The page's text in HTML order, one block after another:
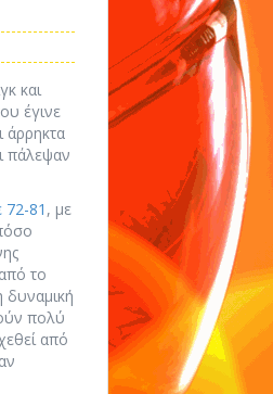
και
έγινε
άρρηκτα
πάλεψαν
72-81 , με
το
πολύ
από